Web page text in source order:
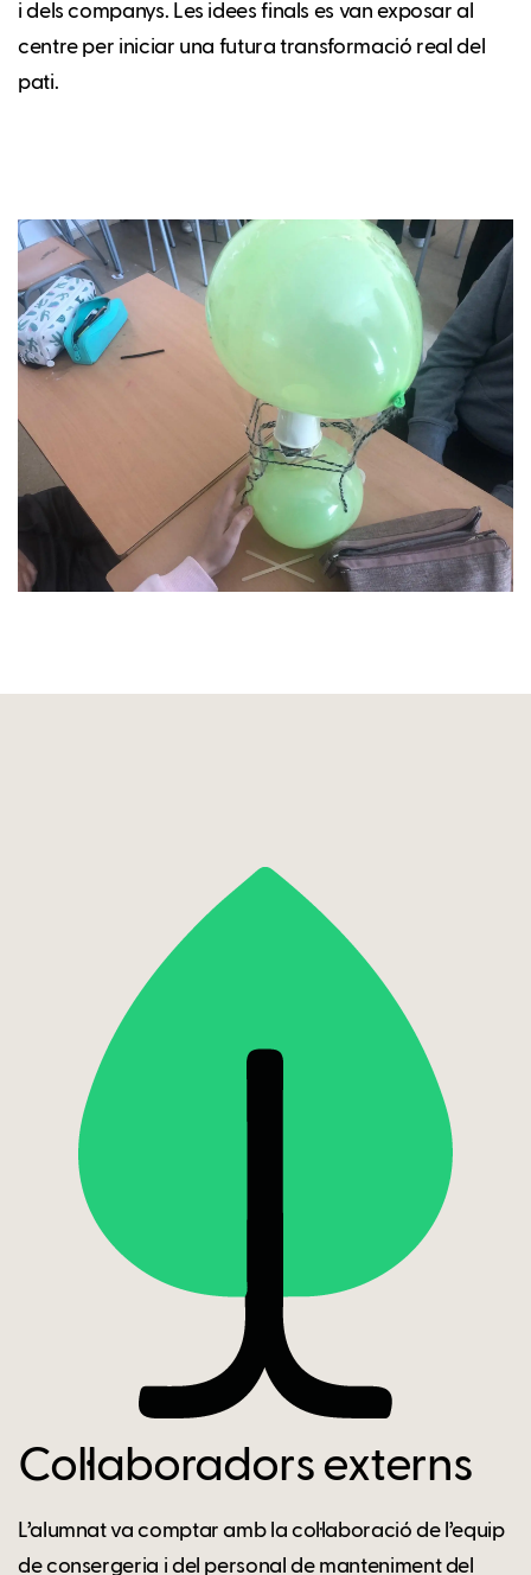
i dels companys. Les idees finals es van exposar al
centre per iniciar una futura transformació real del
pati.
Col·laboradors externs
L’alumnat va comptar amb la col·laboració de l’equip
de consergeria i del personal de manteniment del